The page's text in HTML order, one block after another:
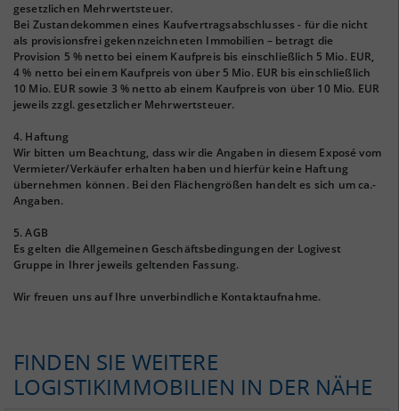
gesetzlichen Mehrwertsteuer.
Bei Zustandekommen eines Kaufvertragsabschlusses - für die nicht
als provisionsfrei gekennzeichneten Immobilien – betragt die
Provision 5 % netto bei einem Kaufpreis bis einschließlich 5 Mio. EUR,
4 % netto bei einem Kaufpreis von über 5 Mio. EUR bis einschließlich
10 Mio. EUR sowie 3 % netto ab einem Kaufpreis von über 10 Mio. EUR
jeweils zzgl. gesetzlicher Mehrwertsteuer.
4. Haftung
Wir bitten um Beachtung, dass wir die Angaben in diesem Exposé vom
Vermieter/Verkäufer erhalten haben und hierfür keine Haftung
übernehmen können. Bei den Flächengrößen handelt es sich um ca.-
Angaben.
5. AGB
Es gelten die Allgemeinen Geschäftsbedingungen der Logivest
Gruppe in Ihrer jeweils geltenden Fassung.
Wir freuen uns auf Ihre unverbindliche Kontaktaufnahme.
FINDEN SIE WEITERE
LOGISTIKIMMOBILIEN IN DER NÄHE